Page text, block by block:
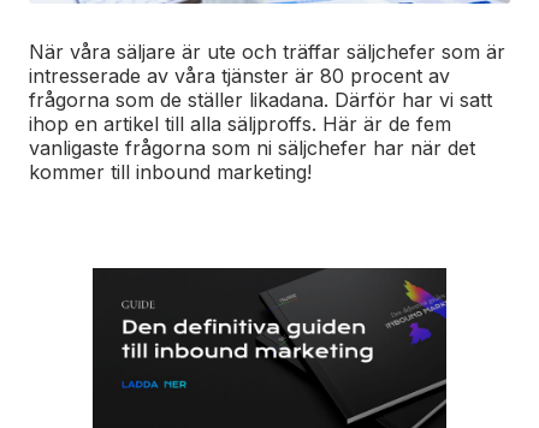
När våra säljare är ute och träffar säljchefer som är
intresserade av våra tjänster är 80 procent av
frågorna som de ställer likadana. Därför har vi satt
ihop en artikel till alla säljproffs. Här är de fem
vanligaste frågorna som ni säljchefer har när det
kommer till inbound marketing!